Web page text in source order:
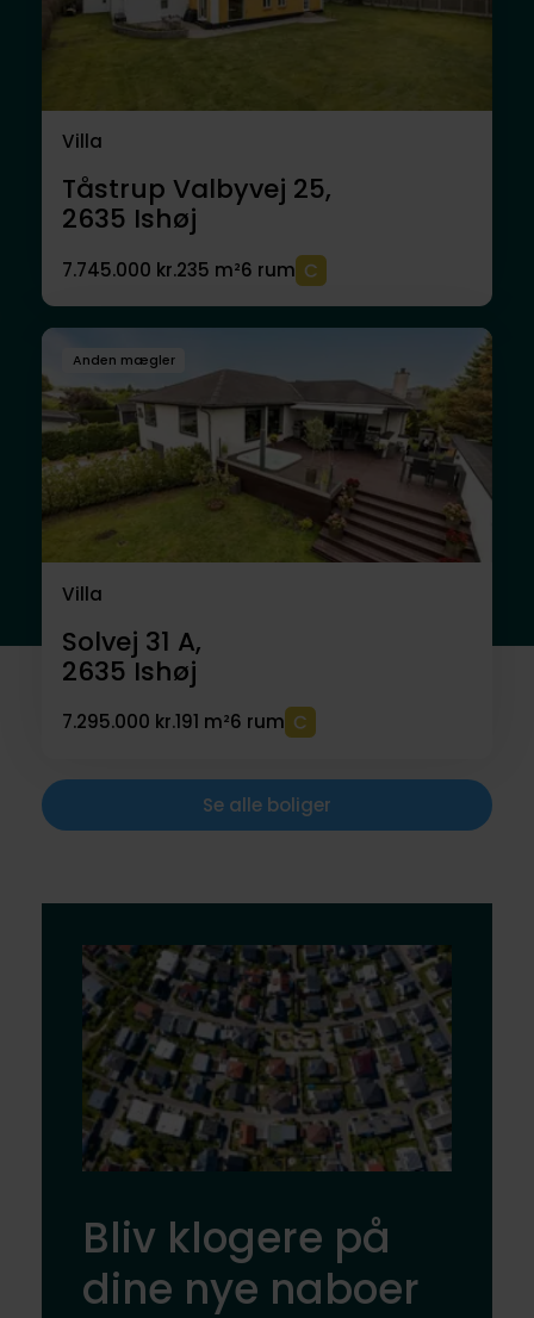
Villa
Tåstrup Valbyvej 25,
2635 Ishøj
7.745.000 kr.235 m²6 rum
Anden mægler
Villa
Solvej 31 A,
2635 Ishøj
7.295.000 kr.191 m²6 rum
Se alle boliger
Bliv klogere på
dine nye naboer